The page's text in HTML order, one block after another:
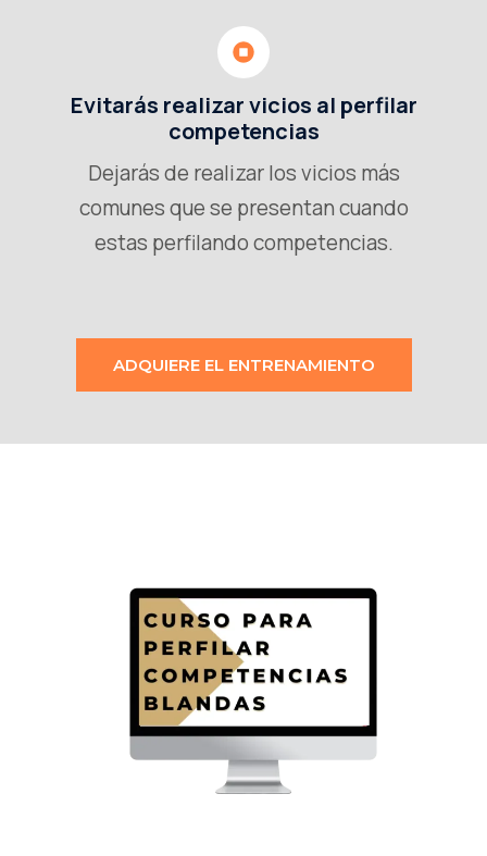
Evitarás realizar vicios al perfilar
competencias
Dejarás de realizar los vicios más
comunes que se presentan cuando
estas perfilando competencias.
ADQUIERE EL ENTRENAMIENTO